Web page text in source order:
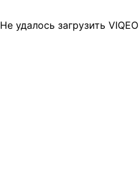
Не удалось загрузить VIQEO